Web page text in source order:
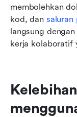
membolehkan
kod, dan saluran
langsung
kerja kolaboratif